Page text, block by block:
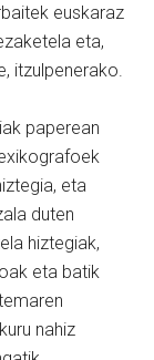
euskaraz
eta,
itzulpenerako.
paperean
eta
duten
hiztegiak,
eta batik
nahiz